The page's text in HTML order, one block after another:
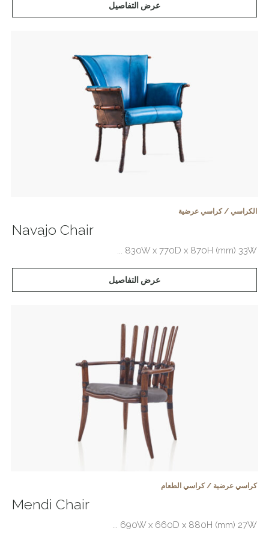
عرض التفاصيل
الكراسي / كراسي عرضية
Navajo Chair
830W x 770D x 870H (mm) 33W ...
عرض التفاصيل
كراسي عرضية / كراسي الطعام
Mendi Chair
690W x 660D x 880H (mm) 27W ...